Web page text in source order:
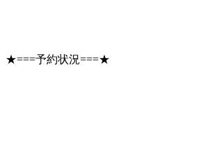
★===予約状況===★